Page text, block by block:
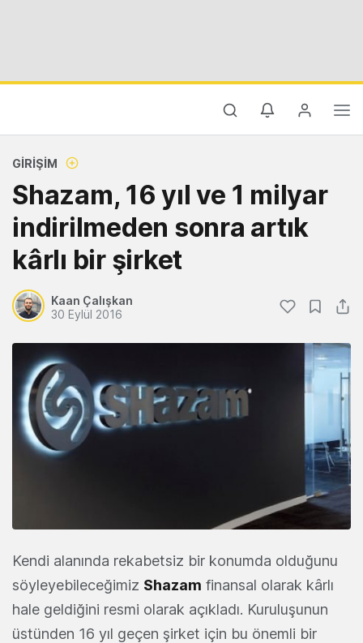
GIRIŞIM
Shazam, 16 yıl ve 1 milyar
indirilmeden sonra artık
kârlı bir şirket
Kaan Çalışkan
30 Eylül 2016
Kendi alanında rekabetsiz bir konumda olduğunu
söyleyebileceğimiz Shazam finansal olarak kârlı
hale geldiğini resmi olarak açıkladı. Kuruluşunun
üstünden 16 yıl geçen şirket için bu önemli bir